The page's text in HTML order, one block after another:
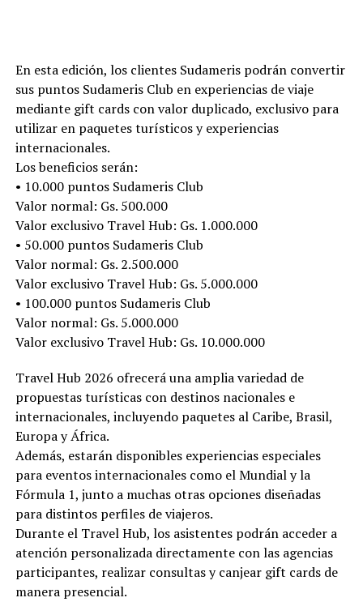
En esta edición, los clientes Sudameris podrán convertir
sus puntos Sudameris Club en experiencias de viaje
mediante gift cards con valor duplicado, exclusivo para
utilizar en paquetes turísticos y experiencias
internacionales.
Los beneficios serán:
• 10.000 puntos Sudameris Club
Valor normal: Gs. 500.000
Valor exclusivo Travel Hub: Gs. 1.000.000
• 50.000 puntos Sudameris Club
Valor normal: Gs. 2.500.000
Valor exclusivo Travel Hub: Gs. 5.000.000
• 100.000 puntos Sudameris Club
Valor normal: Gs. 5.000.000
Valor exclusivo Travel Hub: Gs. 10.000.000
Travel Hub 2026 ofrecerá una amplia variedad de
propuestas turísticas con destinos nacionales e
internacionales, incluyendo paquetes al Caribe, Brasil,
Europa y África.
Además, estarán disponibles experiencias especiales
para eventos internacionales como el Mundial y la
Fórmula 1, junto a muchas otras opciones diseñadas
para distintos perfiles de viajeros.
Durante el Travel Hub, los asistentes podrán acceder a
atención personalizada directamente con las agencias
participantes, realizar consultas y canjear gift cards de
manera presencial.